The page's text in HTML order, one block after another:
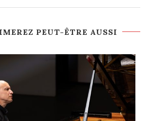
PEUT-ÊTRE AUSSI